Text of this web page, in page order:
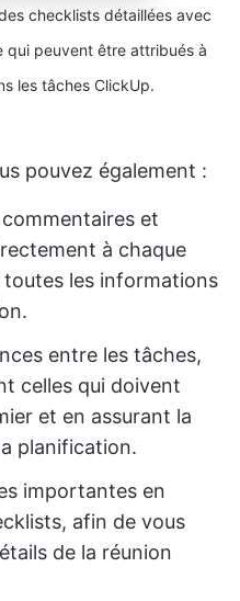
checklists détaillées avec
qui peuvent être attribués à
les tâches ClickUp.
pouvez également :
et
à chaque
les informations
entre les tâches,
celles qui doivent
et en assurant la
planification.
importantes en
afin de vous
de la réunion